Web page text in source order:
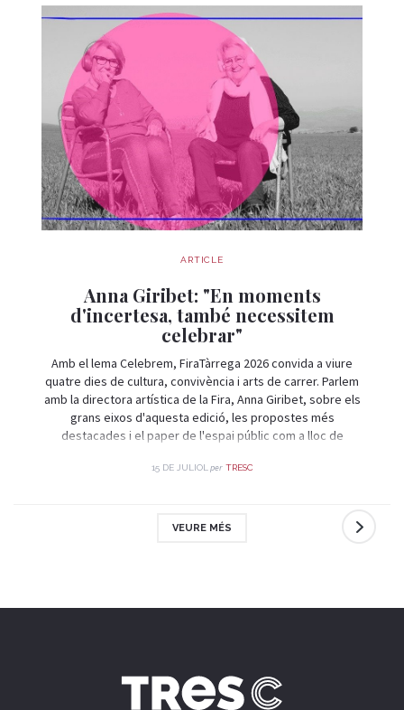
ARTICLE
Anna Giribet: "En moments
d'incertesa, també necessitem
celebrar"
Amb el lema Celebrem, FiraTàrrega 2026 convida a viure
quatre dies de cultura, convivència i arts de carrer. Parlem
amb la directora artística de la Fira, Anna Giribet, sobre els
grans eixos d'aquesta edició, les propostes més
destacades i el paper de l'espai públic com a lloc de
15 DE JULIOL per TRESC
VEURE MÉS